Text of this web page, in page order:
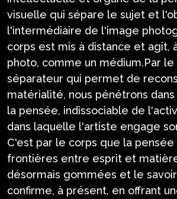
visuelle qui sépare le sujet et
l'intermédiaire de l'image
corps est mis à distance et agit,
photo, comme un médium.Par
séparateur qui permet de
matérialité, nous pénétrons
la pensée, indissociable de
dans laquelle l'artiste engage
C'est par le corps que la
frontières entre esprit et
désormais gommées et le
confirme, à présent, en offrant